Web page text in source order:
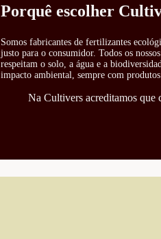
Porquê escolher
Somos fabricantes de fertilizantes
justo para o consumidor. Todos os
respeitam o solo, a água e a
impacto ambiental, sempre com
Na Cultivers acreditamos que